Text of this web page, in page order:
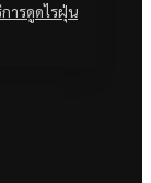
ารดูดไรฝุ่น